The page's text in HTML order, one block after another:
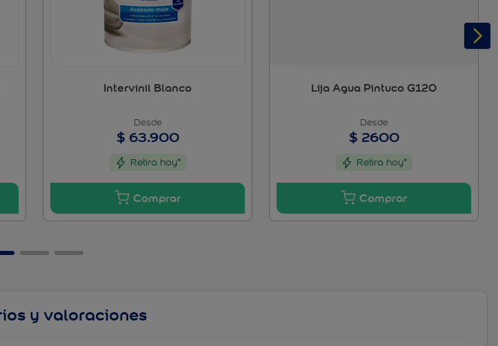
Intervinil Blanco
$ 63.900
Retira hoy*
Lija Agua Pintuco G120
$ 2600
Retira hoy*